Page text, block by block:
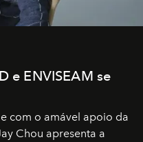
e ENVISEAM se
e com o amável apoio da
Chou apresenta a